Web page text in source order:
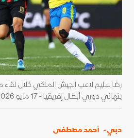
رضا سليم لاعب الجيش الملكي خلال لقاء
بنهائي دوري أبطال إفريقيا - 17 مايو 2026 - Reuters
دبي - أحمد مصطفى